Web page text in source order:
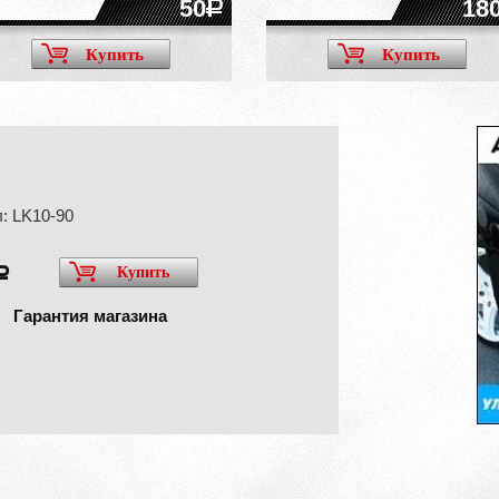
50
Купить Купить
LK10-90
Купить
Гарантия магазина